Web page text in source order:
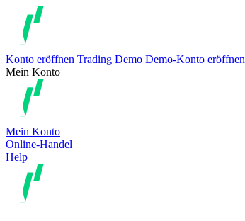
Konto eröffnen Trading Demo Demo-Konto eröffnen
Mein Konto
Mein Konto
Online-Handel
Help